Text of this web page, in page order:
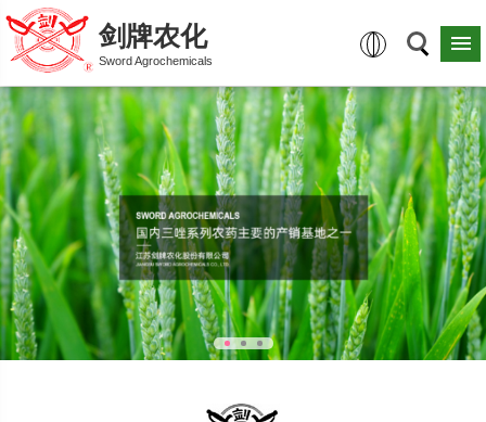
剑牌农化
Sword Agrochemicals